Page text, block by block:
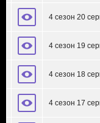
4 сезон 20
4 сезон 19
4 сезон 18
4 сезон 17